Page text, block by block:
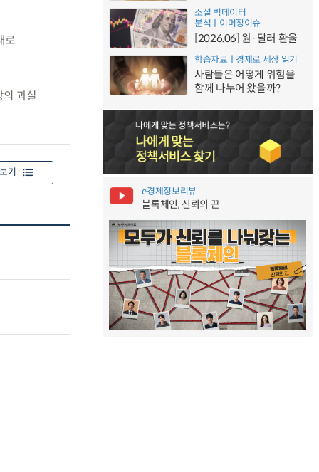
로
과실
기
소셜 빅데이터
분석ㅣ이머징이슈
[2026.06] 원·달러 환율
학습자료ㅣ경제로 세상 읽기
사람들은 어떻게 위험을
함께 나누어 왔을까?
e경제정보리뷰
블록체인, 신뢰의 끈